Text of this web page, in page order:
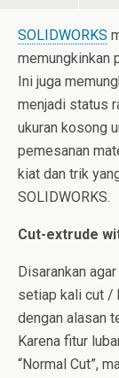
SOLIDWORKS
memungkinkan
Ini juga
menjadi status
ukuran kosong
pemesanan
kiat dan trik
SOLIDWORKS.
Cut-extrude
Disarankan
setiap kali cut /
dengan alasan
Karena fitur
“Normal Cut”,